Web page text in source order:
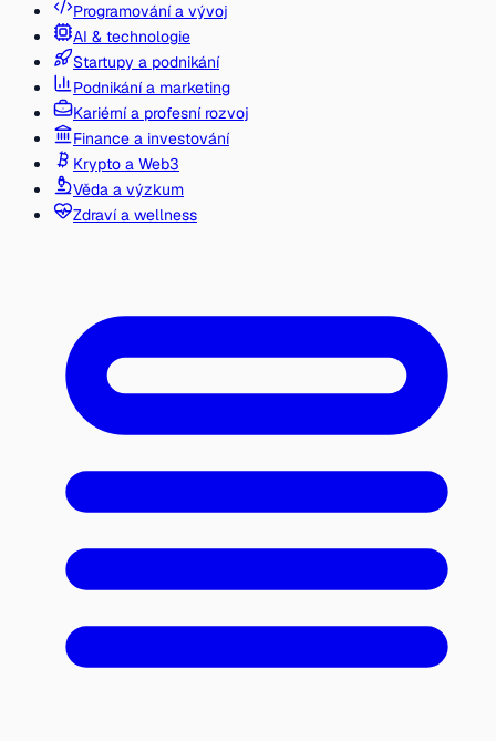
Programování a vývoj
AI & technologie
Startupy a podnikání
Podnikání a marketing
Kariérní a profesní rozvoj
Finance a investování
Krypto a Web3
Věda a výzkum
Zdraví a wellness